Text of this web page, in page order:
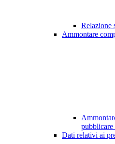
Relazione
Ammontare
Dati relativi ai